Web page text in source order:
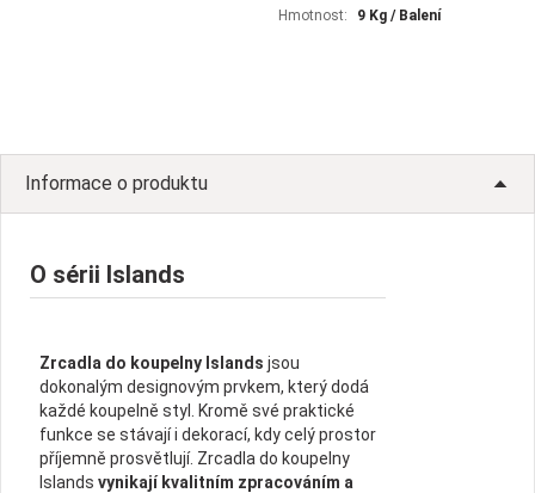
Hmotnost: 9 Kg / Balení
Informace o produktu
O sérii Islands
Zrcadla do koupelny Islands jsou
dokonalým designovým prvkem, který dodá
každé koupelně styl. Kromě své praktické
funkce se stávají i dekorací, kdy celý prostor
příjemně prosvětlují. Zrcadla do koupelny
Islands vynikají kvalitním zpracováním a